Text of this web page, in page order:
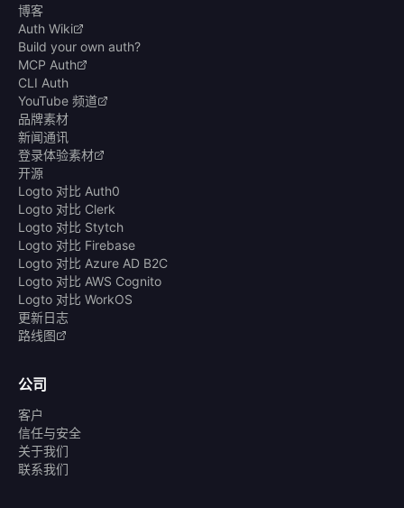
博客
Auth Wiki
Build your own auth?
MCP Auth
CLI Auth
YouTube 频道
品牌素材
新闻通讯
登录体验素材
开源
Logto 对比 Auth0
Logto 对比 Clerk
Logto 对比 Stytch
Logto 对比 Firebase
Logto 对比 Azure AD B2C
Logto 对比 AWS Cognito
Logto 对比 WorkOS
更新日志
路线图
公司
客户
信任与安全
关于我们
联系我们